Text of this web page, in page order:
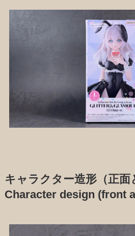
キャラクター造形（正面
Character design (front